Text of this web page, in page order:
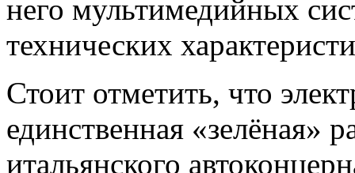
него мультимедийных
технических
Стоит отметить, что
единственная «зелёная»
итальянского